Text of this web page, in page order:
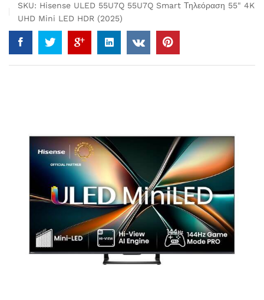
SKU: Hisense ULED 55U7Q 55U7Q Smart Τηλεόραση 55" 4K
UHD Mini LED HDR (2025)